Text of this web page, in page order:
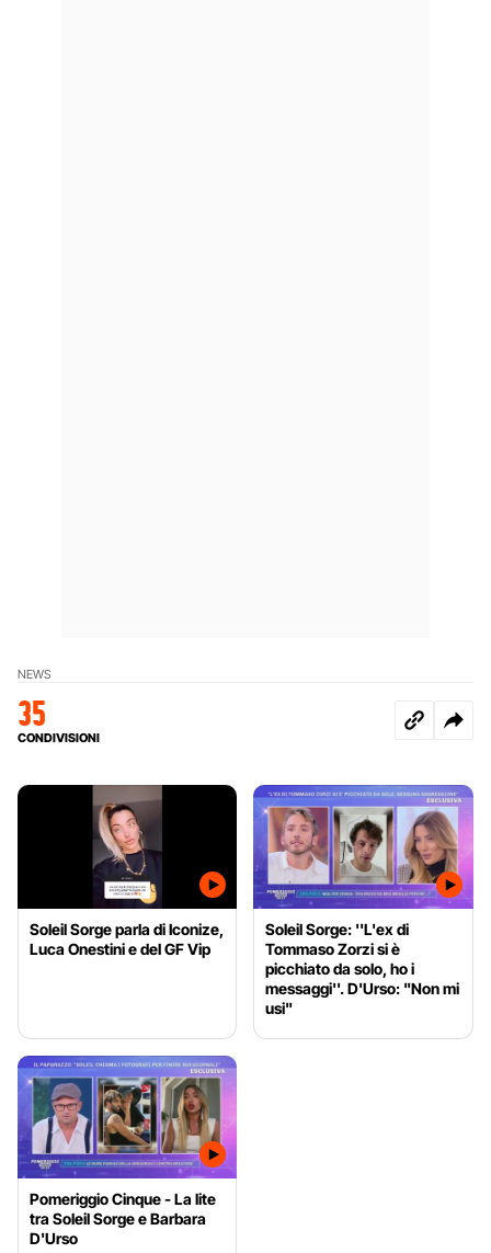
NEWS
35
CONDIVISIONI
Soleil Sorge parla di Iconize,
Luca Onestini e del GF Vip
Soleil Sorge: ''L'ex di
Tommaso Zorzi si è
picchiato da solo, ho i
messaggi''. D'Urso: "Non mi
usi"
Pomeriggio Cinque - La lite
tra Soleil Sorge e Barbara
D'Urso